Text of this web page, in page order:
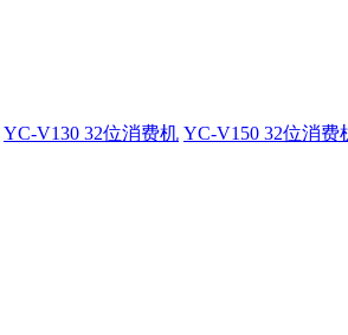
YC-V130 32位消费机 YC-V150 32位消费